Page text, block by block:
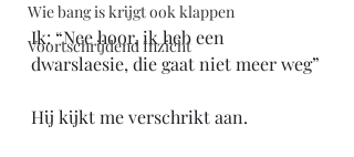
Wie bang is krijgt ook klappen
Voortschrijdend Inzicht
Ik: “Nee hoor, ik heb een
dwarslaesie, die gaat niet meer weg”
Hij kijkt me verschrikt aan.